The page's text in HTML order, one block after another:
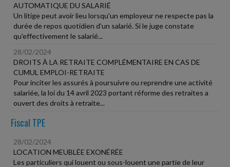
AUTOMATIQUE DU SALARIÉ
Un litige peut avoir lieu lorsqu'un employeur ne respecte pas la
durée de repos quotidien d'un salarié. Si le juge constate
qu'effectivement le salarié...
28/02/2024
DROITS À LA RETRAITE COMPLÉMENTAIRE EN CAS DE
CUMUL EMPLOI-RETRAITE
Pour inciter les assurés à poursuivre ou reprendre une activité
salariée, la loi du 14 avril 2023 portant réforme des retraites a
ouvert des droits à retraite...
Fiscal TPE
28/02/2024
LOCATION MEUBLÉE EXONÉRÉE
Les particuliers qui louent ou sous-louent une partie de leur